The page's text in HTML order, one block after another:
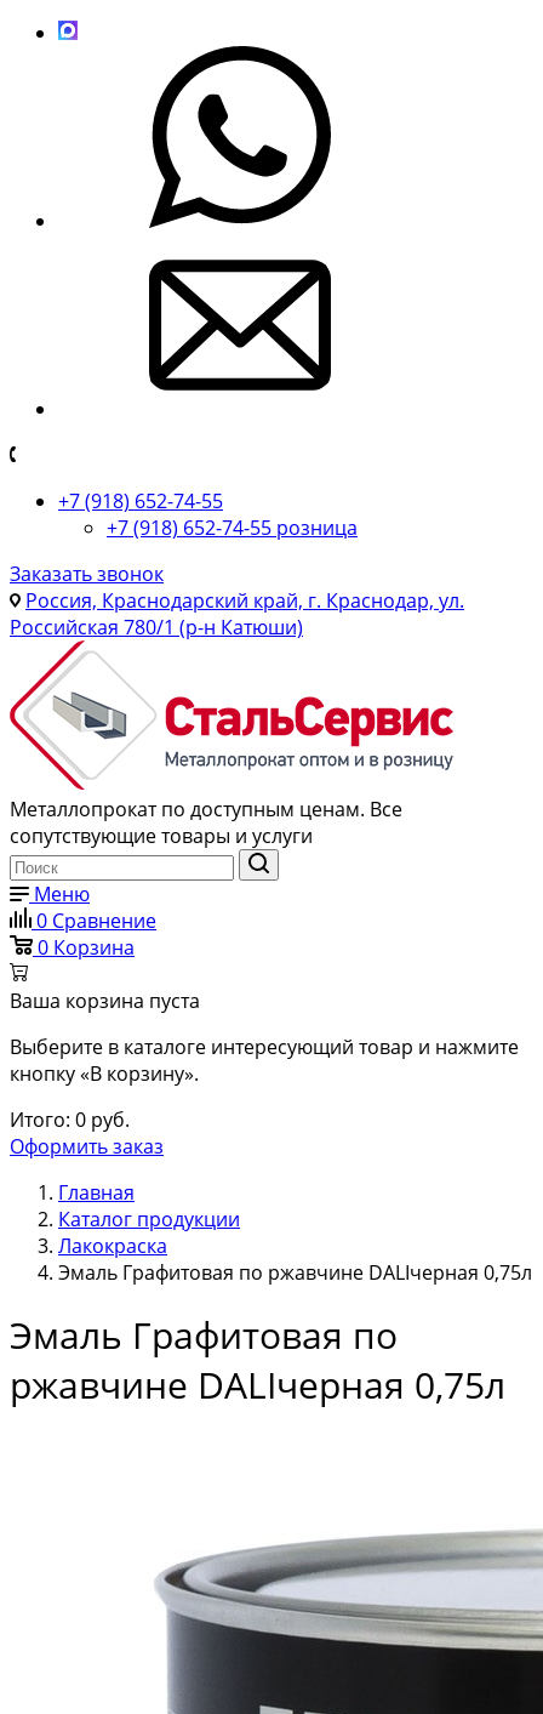
+7 (918) 652-74-55
+7 (918) 652-74-55 розница
Заказать звонок
Россия, Краснодарский край, г. Краснодар, ул.
Российская 780/1 (р-н Катюши)
Металлопрокат по доступным ценам. Все
сопутствующие товары и услуги
Меню
0 Сравнение
0 Корзина
Ваша корзина пуста
Выберите в каталоге интересующий товар и нажмите
кнопку «В корзину».
Итого: 0 руб.
Оформить заказ
Главная
Каталог продукции
Лакокраска
Эмаль Графитовая по ржавчине DALIчерная 0,75л
Эмаль Графитовая по
ржавчине DALIчерная 0,75л